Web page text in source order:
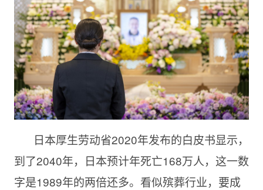
日本厚生劳动省2020年发布的白皮书显示，
到了2040年，日本预计年死亡168万人，这一数
字是1989年的两倍还多。看似殡葬行业，要成